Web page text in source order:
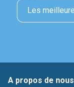
Les
A propos de nous